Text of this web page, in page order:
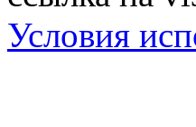
Условия